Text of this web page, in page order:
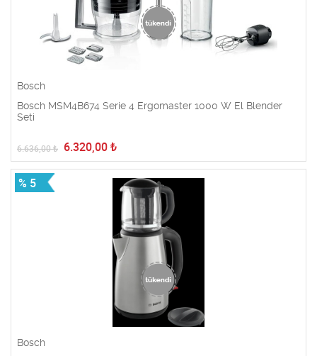
Bosch
Bosch MSM4B674 Serie 4 Ergomaster 1000 W El Blender
Seti
6.636,00₺ 6.320,00 ₺
% 5
Bosch